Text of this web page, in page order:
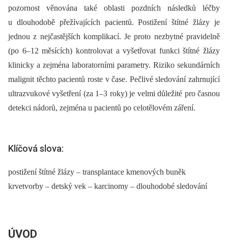
pozornost věnována také oblasti pozdních následků léčby
u dlouhodobě přežívajících pacientů. Postižení štítné žlázy je
jednou z nejčastějších komplikací. Je proto nezbytné pravidelně
(po 6–12 měsících) kontrolovat a vyšetřovat funkci štítné žlázy
klinicky a zejména laboratorními parametry. Riziko sekundárních
malignit těchto pacientů roste v čase. Pečlivé sledování zahrnující
ultrazvukové vyšetření (za 1–3 roky) je velmi důležité pro časnou
detekci nádorů, zejména u pacientů po celotělovém záření.
Klíčová slova:
postižení štítné žlázy – transplantace kmenových buněk
krvetvorby – detský vek – karcinomy – dlouhodobé sledování
ÚVOD